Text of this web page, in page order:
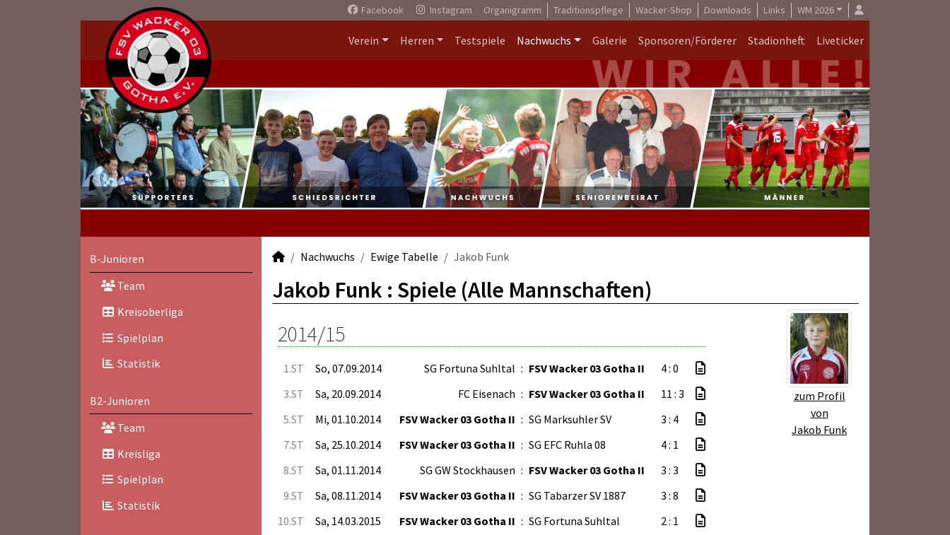
Facebook Instagram Organigramm Traditionspflege Wacker-Shop Downloads Links WM 2026
Verein Herren Testspiele Nachwuchs Galerie Sponsoren/Förderer Stadionheft Liveticker
B-Junioren
Team
Kreisoberliga
Spielplan
Statistik
B2-Junioren
Team
Kreisliga
Spielplan
Statistik
Nachwuchs Ewige Tabelle Jakob Funk
Jakob Funk : Spiele (Alle Mannschaften)
zum Profil
von
Jakob Funk
2014/15
1.ST So, 07.09.2014 SG Fortuna Suhltal : FSV Wacker 03 Gotha II
4 : 0
3.ST
Sa, 20.09.2014 FC Eisenach : FSV Wacker 03 Gotha II
11 : 3
5.ST
Mi, 01.10.2014 FSV Wacker 03 Gotha II : SG Marksuhler SV
3 : 4
7.ST
Sa, 25.10.2014 FSV Wacker 03 Gotha II : SG EFC Ruhla 08
4 : 1
8.ST
Sa, 01.11.2014 SG GW Stockhausen : FSV Wacker 03 Gotha II
3 : 3
9.ST
Sa, 08.11.2014 FSV Wacker 03 Gotha II : SG Tabarzer SV 1887
3 : 8
10.ST
Sa, 14.03.2015 FSV Wacker 03 Gotha II : SG Fortuna Suhltal
2 : 1